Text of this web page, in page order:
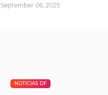
September 06, 2025
NOTICIAS DF